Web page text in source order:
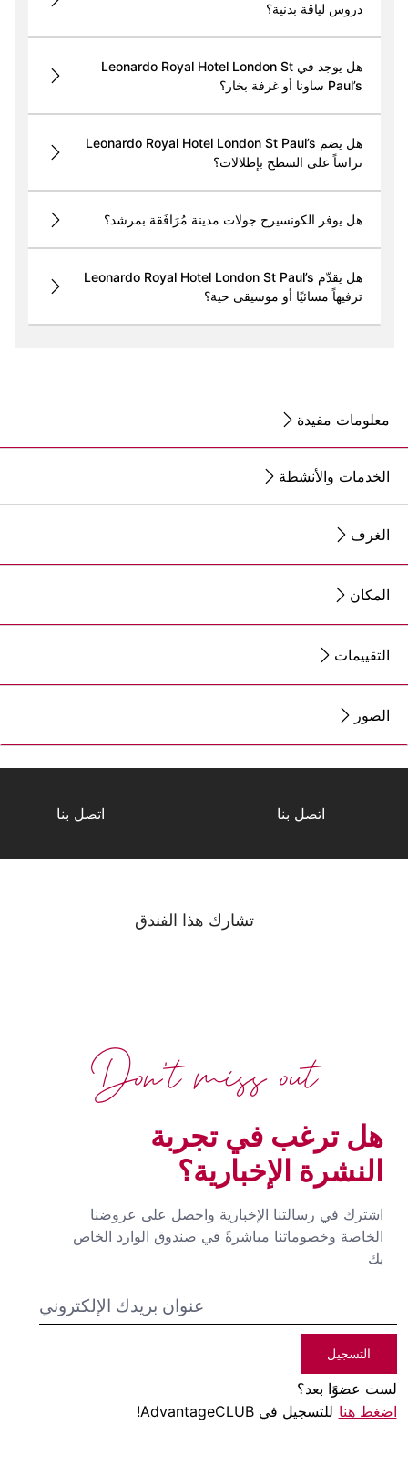
دروس لياقة بدنية؟
هل يوجد في Leonardo Royal Hotel London St
Paul’s ساونا أو غرفة بخار؟
هل يضم Leonardo Royal Hotel London St Paul’s
تراساً على السطح بإطلالات؟
هل يوفر الكونسيرج جولات مدينة مُرَافَقة بمرشد؟
هل يقدّم Leonardo Royal Hotel London St Paul’s
ترفيهاً مسائيًا أو موسيقى حية؟
معلومات مفيدة
الخدمات والأنشطة
الغرف
المكان
التقييمات
الصور
اتصل بنا اتصل بنا
تشارك هذا الفندق
هل ترغب في تجربة
النشرة الإخبارية؟
اشترك في رسالتنا الإخبارية واحصل على عروضنا
الخاصة وخصوماتنا مباشرةً في صندوق الوارد الخاص
بك
التسجيل
لست عضوًا بعد؟
اضغط هنا للتسجيل في AdvantageCLUB!
Don't miss out